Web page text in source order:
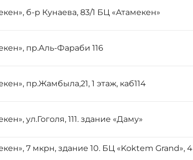
б-р Кунаева, 83/1 БЦ «Атамекен»
пр.Аль-Фараби 116
пр.Жамбыла,21, 1 этаж, каб114
ул.Гоголя, 111. здание «Даму»
7 мкрн, здание 10. БЦ «Koktem Grand», 4